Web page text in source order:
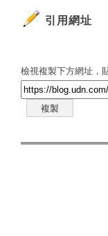
引用網址
檢視複製下方網址，
複製